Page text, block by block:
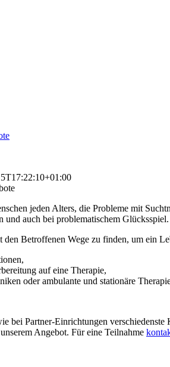
jeden Alters, die Probleme mit
und auch bei problematischem
den Betroffenen Wege zu finden, um ein
auf eine Therapie,
oder ambulante und stationäre
bei Partner-Einrichtungen
Angebot. Für eine Teilnahme